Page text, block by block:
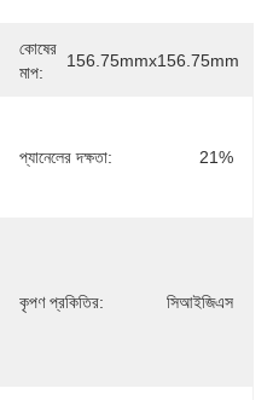
কোষের
মাপ:
156.75mmx156.75mm
প্যানেলের দক্ষতা: 21%
কৃপণ প্রকিতির: সিআইজিএস